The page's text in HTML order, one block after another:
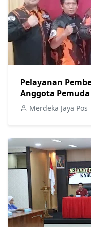
Pelayanan
Anggota
Merdeka Jaya Pos